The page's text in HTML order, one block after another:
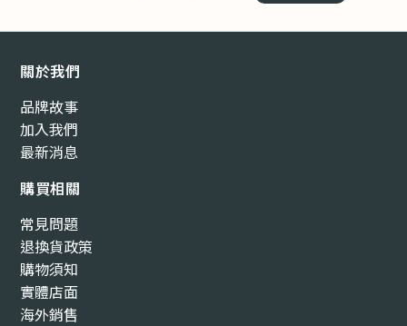
關於我們
品牌故事
加入我們
最新消息
購買相關
常見問題
退換貨政策
購物須知
實體店面
海外銷售